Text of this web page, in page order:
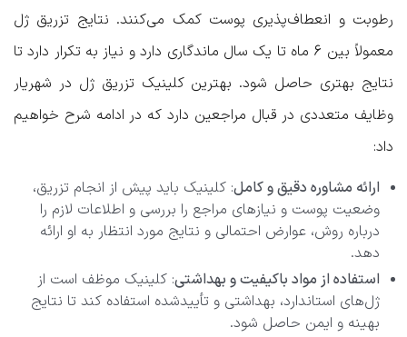
رطوبت و انعطاف‌پذیری پوست کمک می‌کنند. نتایج تزریق ژل
معمولاً بین 6 ماه تا یک سال ماندگاری دارد و نیاز به تکرار دارد تا
نتایج بهتری حاصل شود. بهترین کلینیک تزریق ژل در شهریار
وظایف متعددی در قبال مراجعین دارد که در ادامه شرح خواهیم
داد:
ارائه مشاوره دقیق و کامل: کلینیک باید پیش از انجام تزریق،
وضعیت پوست و نیازهای مراجع را بررسی و اطلاعات لازم را
درباره روش، عوارض احتمالی و نتایج مورد انتظار به او ارائه
دهد.
استفاده از مواد باکیفیت و بهداشتی: کلینیک موظف است از
ژل‌های استاندارد، بهداشتی و تأییدشده استفاده کند تا نتایج
بهینه و ایمن حاصل شود.